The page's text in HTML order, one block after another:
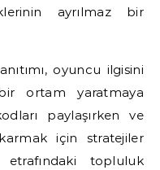
ayrılmaz bir
oyuncu ilgisini
ortam yaratmaya
paylaşırken ve
için stratejiler
topluluk